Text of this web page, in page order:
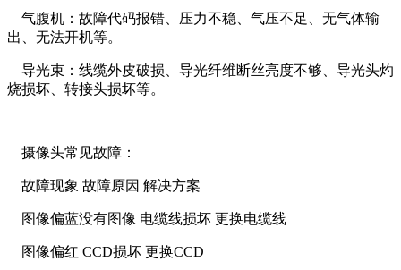
气腹机：故障代码报错、压力不稳、气压不足、无气体输
出、无法开机等。
导光束：线缆外皮破损、导光纤维断丝亮度不够、导光头灼
烧损坏、转接头损坏等。
摄像头常见故障：
故障现象 故障原因 解决方案
图像偏蓝没有图像 电缆线损坏 更换电缆线
图像偏红 CCD损坏 更换CCD